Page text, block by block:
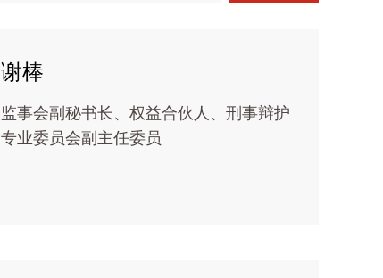
谢棒
监事会副秘书长、权益合伙人、刑事辩护
专业委员会副主任委员